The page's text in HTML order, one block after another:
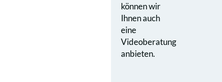
können wir
Ihnen auch
eine
Videoberatung
anbieten.